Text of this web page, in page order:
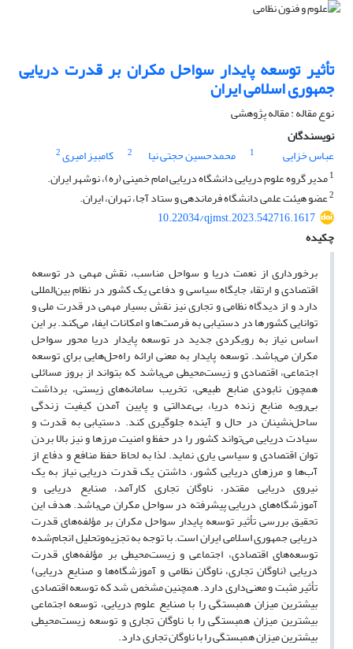
تأثیر توسعه پایدار سواحل مکران بر قدرت دریایی
جمهوری اسلامی ایران
نوع مقاله : مقاله پژوهشی
نویسندگان
عباس خزایی
1 محمدحسین حجتی نیا 2 کامبیز امیری2
1مدیر گروه علوم دریایی دانشگاه دریایی امام خمینی (ره)، نوشهر ایران.
2عضو هیئت علمی دانشگاه فرماندهی و ستاد آجا، تهران، ایران.
10.22034/qjmst.2023.542716.1617
چکیده
برخورداری از نعمت دریا و سواحل مناسب، نقش مهمی در توسعه
اقتصادی و ارتقاء جایگاه سیاسی و دفاعی یک کشور در نظام بین‌المللی
دارد و از دیدگاه نظامی و تجاری نیز نقش بسیار مهمی در قدرت ملی و
توانایی کشورها در دستیابی به فرصت‌ها و امکانات ایفاء می‌کند. بر این
اساس نیاز به رویکردی جدید در توسعه پایدار دریا محور سواحل
مکران می‌باشد. توسعه پایدار به معنی ارائه راه‌حل‌هایی برای توسعه
اجتماعی، اقتصادی و زیست‌محیطی می‌باشد که بتواند از بروز مسائلی
همچون نابودی منابع طبیعی، تخریب سامانه‌های زیستی، برداشت
بی‌رویه منابع زنده دریا، بی‌عدالتی و پایین آمدن کیفیت زندگی
ساحل‌نشینان در حال و آینده جلوگیری کند. دستیابی به قدرت و
سیادت دریایی می‌تواند کشور را در حفظ و امنیت مرزها و نیز بالا بردن
توان اقتصادی و سیاسی یاری نماید. لذا به لحاظ حفظ منافع و دفاع از
آب‌ها و مرزهای دریایی کشور، داشتن یک قدرت دریایی نیاز به یک
نیروی دریایی مقتدر، ناوگان تجاری کارآمد، صنایع دریایی و
آموزشگاه‌های دریایی پیشرفته در سواحل مکران می‌باشد. هدف این
تحقیق بررسی تأثیر توسعه پایدار سواحل مکران بر مؤلفه‌های قدرت
دریایی جمهوری اسلامی ایران است. با توجه به تجزیه‌وتحلیل انجام‌شده
توسعه‌های اقتصادی، اجتماعی و زیست‌محیطی بر مؤلفه‌های قدرت
دریایی (ناوگان تجاری، ناوگان نظامی و آموزشگاه‌ها و صنایع دریایی)
تأثیر مثبت و معنی‌داری دارد. همچنین مشخص شد که توسعه اقتصادی
بیشترین میزان همبستگی را با صنایع علوم دریایی، توسعه اجتماعی
بیشترین میزان همبستگی را با ناوگان تجاری و توسعه زیست‌محیطی
بیشترین میزان همبستگی را با ناوگان تجاری دارد.